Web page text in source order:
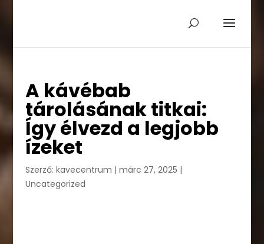
A kávébab
tárolásának titkai:
Így élvezd a legjobb
ízeket
Szerző: kavecentrum | márc 27, 2025 |
Uncategorized